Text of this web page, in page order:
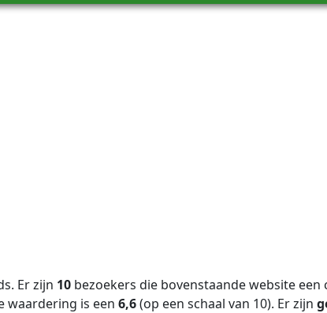
Er zijn 10 bezoekers die bovenstaande website
waardering is een 6,6(op een schaal van 10). Er zijn